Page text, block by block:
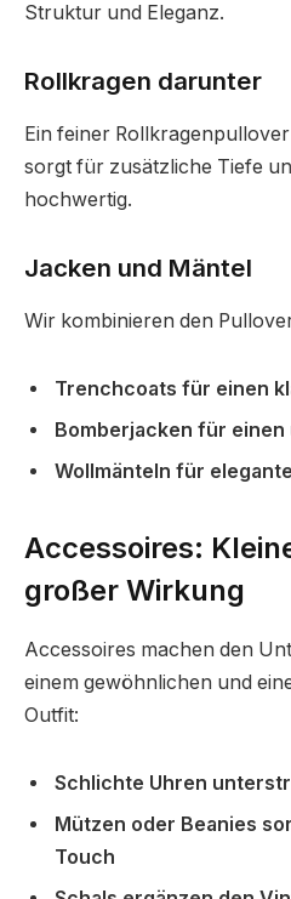
Struktur und Eleganz.
Rollkragen darunter
Ein feiner
sorgt für zusätzliche Tiefe
hochwertig.
Jacken und Mäntel
Wir kombinieren den
Trenchcoats für einen
Bomberjacken für einen
Wollmänteln für
Accessoires:
großer Wirkung
Accessoires machen den
einem gewöhnlichen und
Outfit:
Schlichte Uhren
Mützen oder Beanies
Touch